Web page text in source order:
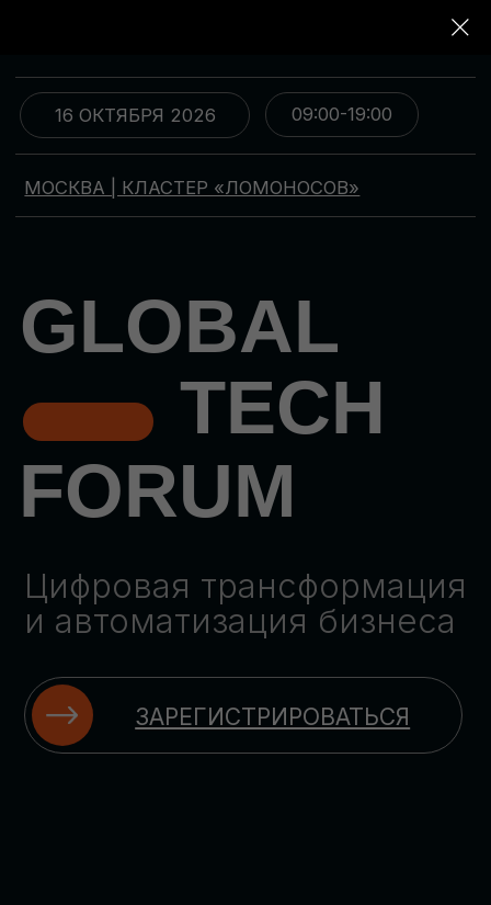
МОСКВА | КЛАСТЕР «ЛОМОНОСОВ»
GLOBAL
TECH
FORUM
Цифровая трансформация
и автоматизация бизнеса
ЗАРЕГИСТРИРОВАТЬСЯ
09:00-19:00
16 ОКТЯБРЯ 2026
ИСКУССТВЕННЫЙ ИНТЕЛЛЕКТ
ЦИФРОВИЗАЦИЯ
ИМПОРТОЗАМЕЩЕНИЕ